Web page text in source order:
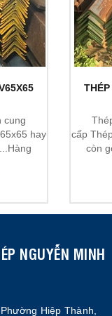
cung
hay
cấp
còn
NGUYỄN MINH
Hiệp Thành,